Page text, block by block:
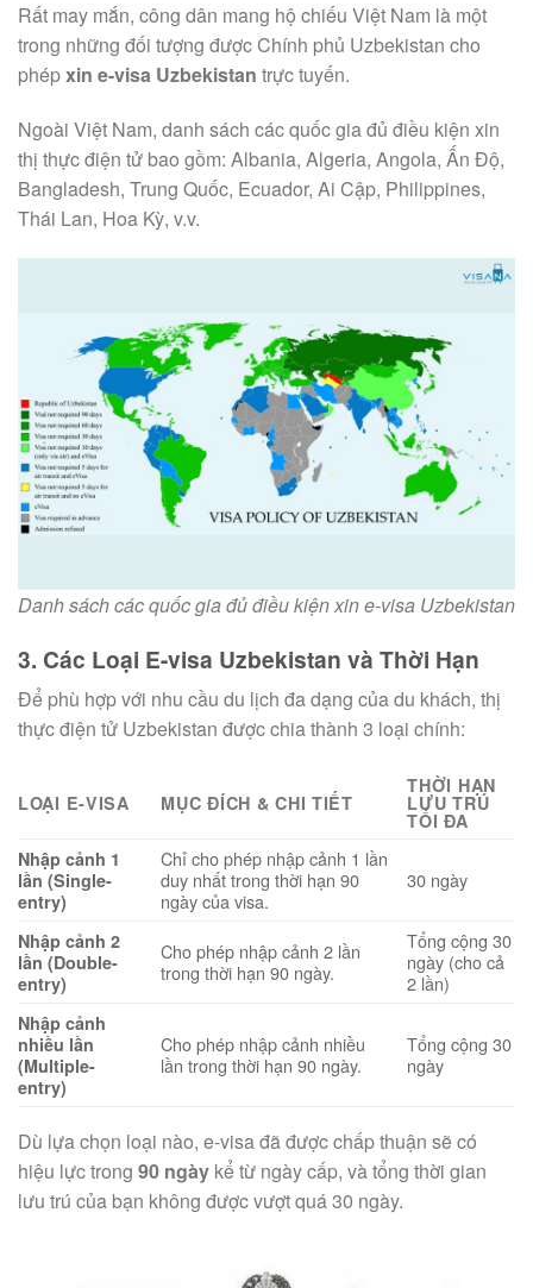
Rất may mắn, công dân mang hộ chiếu Việt Nam là một
trong những đối tượng được Chính phủ Uzbekistan cho
phépxin e-visa Uzbekistan trực tuyến.
Ngoài Việt Nam, danh sách các quốc gia đủ điều kiện xin
thị thực điện tử bao gồm: Albania, Algeria, Angola, Ấn Độ,
Bangladesh, Trung Quốc, Ecuador, Ai Cập, Philippines,
Thái Lan, Hoa Kỳ, v.v.
Danh sách các quốc gia đủ điều kiện xin e-visa Uzbekistan
3. Các Loại E-visa Uzbekistan và Thời Hạn
Để phù hợp với nhu cầu du lịch đa dạng của du khách, thị
thực điện tử Uzbekistan được chia thành 3 loại chính:
LOẠI E-VISA MỤC ĐÍCH & CHI TIẾT
THỜI HẠN
LƯU TRÚ
TỐI ĐA
Nhập cảnh 1
lần (Single-
entry)
Chỉ cho phép nhập cảnh 1 lần
duy nhất trong thời hạn 90
ngày của visa.
30 ngày
Nhập cảnh 2
lần (Double-
entry)
Cho phép nhập cảnh 2 lần
trong thời hạn 90 ngày.
Tổng cộng 30
ngày (cho cả
2 lần)
Nhập cảnh
nhiều lần
(Multiple-
entry)
Cho phép nhập cảnh nhiều
lần trong thời hạn 90 ngày.
Tổng cộng 30
ngày
Dù lựa chọn loại nào, e-visa đã được chấp thuận sẽ có
hiệu lực trong 90 ngày kể từ ngày cấp, và tổng thời gian
lưu trú của bạn không được vượt quá 30 ngày.